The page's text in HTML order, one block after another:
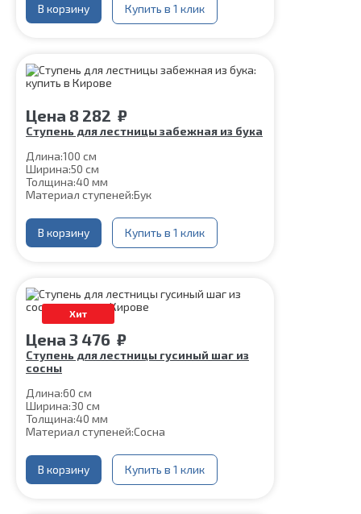
В корзину Купить в 1 клик
Цена 8 282 ₽
Ступень для лестницы забежная из бука
Длина:100 см
Ширина:50 см
Толщина:40 мм
Материал ступеней:Бук
В корзину Купить в 1 клик
Хит
Цена 3 476 ₽
Ступень для лестницы гусиный шаг из
сосны
Длина:60 см
Ширина:30 см
Толщина:40 мм
Материал ступеней:Сосна
В корзину Купить в 1 клик